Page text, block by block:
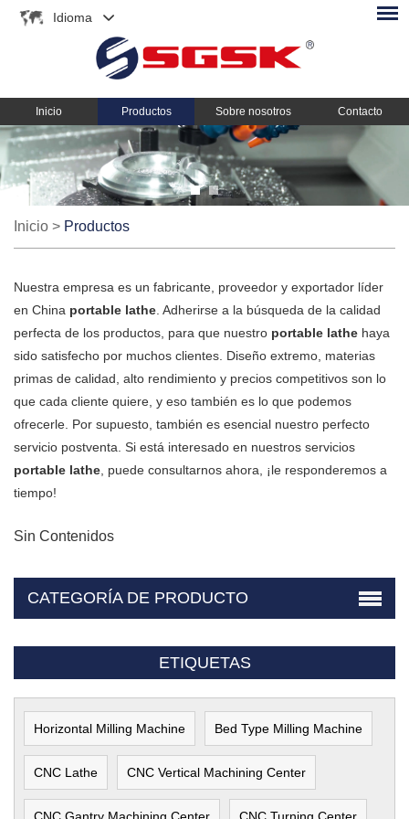
Idioma
Inicio Productos Sobre nosotros Contacto
Inicio > Productos
Nuestra empresa es un fabricante, proveedor y exportador líder
en China portable lathe . Adherirse a la búsqueda de la calidad
perfecta de los productos, para que nuestro portable lathe haya
sido satisfecho por muchos clientes. Diseño extremo, materias
primas de calidad, alto rendimiento y precios competitivos son lo
que cada cliente quiere, y eso también es lo que podemos
ofrecerle. Por supuesto, también es esencial nuestro perfecto
servicio postventa. Si está interesado en nuestros servicios
portable lathe , puede consultarnos ahora, ¡le responderemos a
tiempo!
Sin Contenidos
CATEGORÍA DE PRODUCTO
ETIQUETAS
Horizontal Milling Machine Bed Type Milling Machine
CNC Lathe CNC Vertical Machining Center
CNC Gantry Machining Center CNC Turning Center